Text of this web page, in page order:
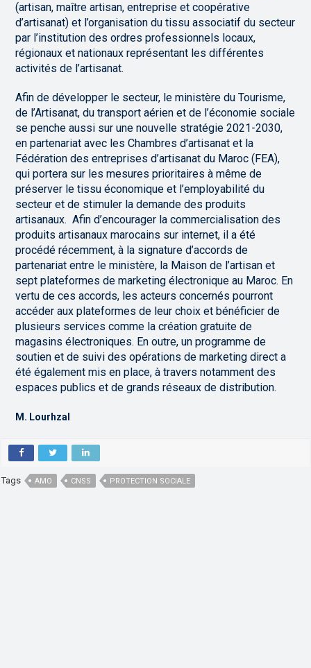
(artisan, maître artisan, entreprise et coopérative
d’artisanat) et l’organisation du tissu associatif du secteur
par l’institution des ordres professionnels locaux,
régionaux et nationaux représentant les différentes
activités de l’artisanat.
Afin de développer le secteur, le ministère du Tourisme,
de l’Artisanat, du transport aérien et de l’économie sociale
se penche aussi sur une nouvelle stratégie 2021-2030,
en partenariat avec les Chambres d’artisanat et la
Fédération des entreprises d’artisanat du Maroc (FEA),
qui portera sur les mesures prioritaires à même de
préserver le tissu économique et l’employabilité du
secteur et de stimuler la demande des produits
artisanaux. Afin d’encourager la commercialisation des
produits artisanaux marocains sur internet, il a été
procédé récemment, à la signature d’accords de
partenariat entre le ministère, la Maison de l’artisan et
sept plateformes de marketing électronique au Maroc. En
vertu de ces accords, les acteurs concernés pourront
accéder aux plateformes de leur choix et bénéficier de
plusieurs services comme la création gratuite de
magasins électroniques. En outre, un programme de
soutien et de suivi des opérations de marketing direct a
été également mis en place, à travers notamment des
espaces publics et de grands réseaux de distribution.
M. Lourhzal
Tags AMO CNSS PROTECTION SOCIALE